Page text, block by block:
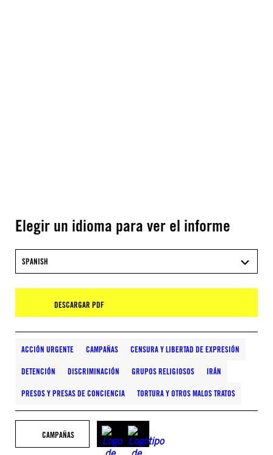
Elegir un idioma para ver el informe
SPANISH
DESCARGAR PDF
ACCIÓN URGENTE CAMPAÑAS CENSURA Y LIBERTAD DE EXPRESIÓN
DETENCIÓN DISCRIMINACIÓN GRUPOS RELIGIOSOS IRÁN
PRESOS Y PRESAS DE CONCIENCIA TORTURA Y OTROS MALOS TRATOS
CAMPAÑAS